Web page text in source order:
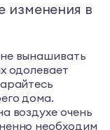
изменения в
вынашивать
одолевает
дома.
воздухе очень
необходим